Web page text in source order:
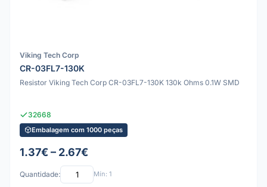
Viking Tech Corp
CR-03FL7-130K
Resistor Viking Tech Corp CR-03FL7-130K 130k Ohms 0.1W SMD
32668
Embalagem com 1000 peças
1.37€ – 2.67€
Quantidade: Mín: 1